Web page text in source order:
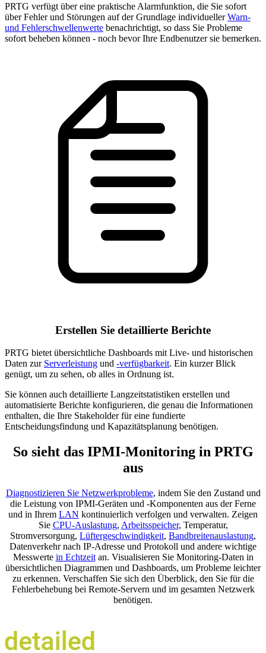
PRTG verfügt über eine praktische Alarmfunktion, die Sie sofort
über Fehler und Störungen auf der Grundlage individuellerWarn-
und Fehlerschwellenwerte benachrichtigt, so dass Sie Probleme
sofort beheben können - noch bevor Ihre Endbenutzer sie bemerken.
Erstellen Sie detaillierte Berichte
PRTG bietet übersichtliche Dashboards mit Live- und historischen
Daten zur Serverleistung und -verfügbarkeit. Ein kurzer Blick
genügt, um zu sehen, ob alles in Ordnung ist.
Sie können auch detaillierte Langzeitstatistiken erstellen und
automatisierte Berichte konfigurieren, die genau die Informationen
enthalten, die Ihre Stakeholder für eine fundierte
Entscheidungsfindung und Kapazitätsplanung benötigen.
So sieht das IPMI-Monitoring in PRTG
aus
Diagnostizieren Sie Netzwerkprobleme, indem Sie den Zustand und
die Leistung von IPMI-Geräten und -Komponenten aus der Ferne
und in Ihrem LAN kontinuierlich verfolgen und verwalten. Zeigen
Sie CPU-Auslastung, Arbeitsspeicher, Temperatur,
Stromversorgung, Lüftergeschwindigkeit, Bandbreitenauslastung,
Datenverkehr nach IP-Adresse und Protokoll und andere wichtige
Messwerte in Echtzeitan. Visualisieren Sie Monitoring-Daten in
übersichtlichen Diagrammen und Dashboards, um Probleme leichter
zu erkennen. Verschaffen Sie sich den Überblick, den Sie für die
Fehlerbehebung bei Remote-Servern und im gesamten Netzwerk
benötigen.